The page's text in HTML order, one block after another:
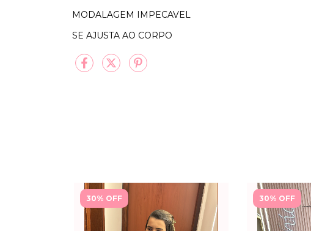
MODALAGEM IMPECAVEL
SE AJUSTA AO CORPO
30% OFF 30% OFF